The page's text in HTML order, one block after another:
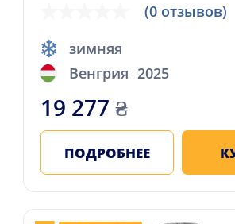
(0 отзывов)
зимняя
Венгрия 2025
19 277 ₴
ПОДРОБНЕЕ